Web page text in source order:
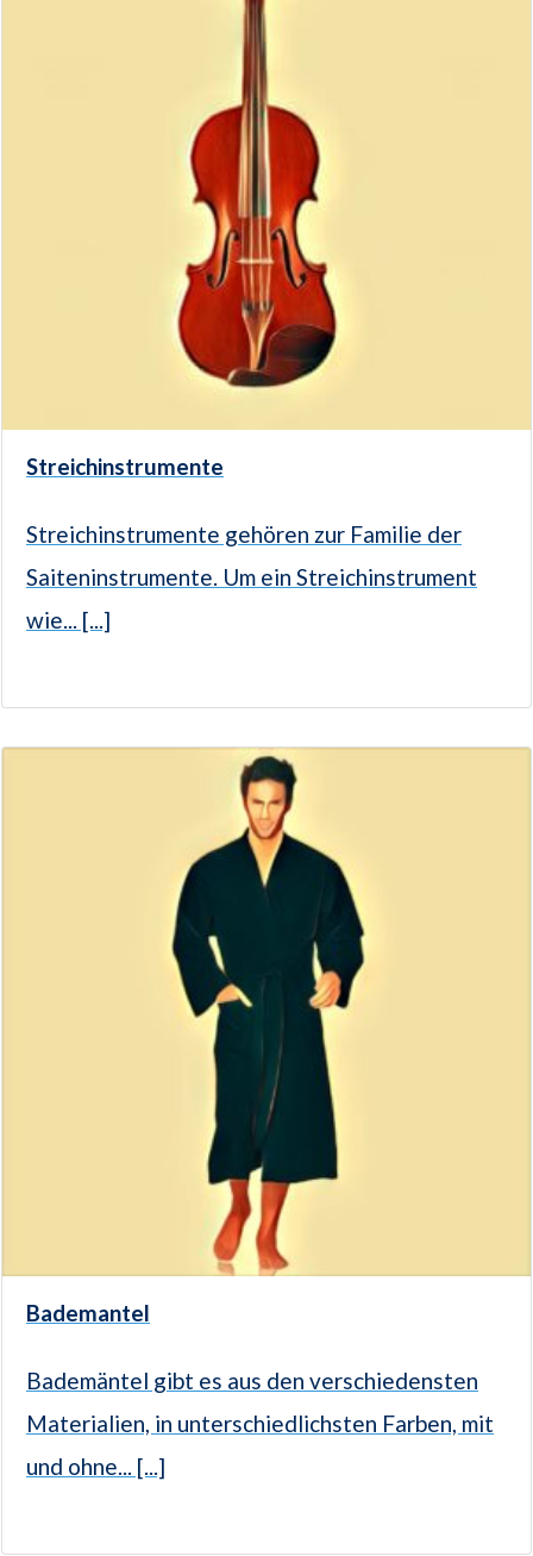
Streichinstrumente
Streichinstrumente gehören zur Familie der
Saiteninstrumente. Um ein Streichinstrument
wie... [...]
Bademantel
Bademäntel gibt es aus den verschiedensten
Materialien, in unterschiedlichsten Farben, mit
und ohne... [...]